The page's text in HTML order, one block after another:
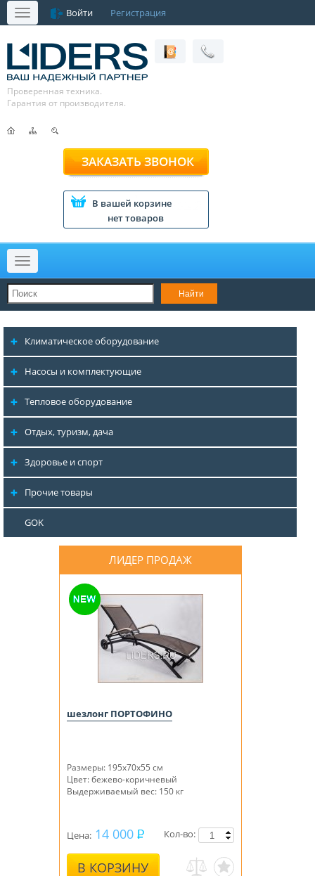
Меню Войти Регистрация
Проверенная техника.
Гарантия от производителя.
ЗАКАЗАТЬ ЗВОНОК
В вашей корзине
нет товаров
Меню
Климатическое оборудование
Насосы и комплектующие
Тепловое оборудование
Отдых, туризм, дача
Здоровье и спорт
Прочие товары
GOK
ЛИДЕР ПРОДАЖ
шезлонг ПОРТОФИНО
Размеры: 195х70х55 см
Цвет: бежево-коричневый
Выдерживаемый вес: 150 кг
Цена: 14 000
В КОРЗИНУ
Кол-во: